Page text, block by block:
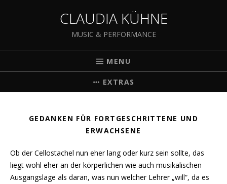
CLAUDIA KÜHNE
MUSIC & PERFORMANCE
MENU
EXTRAS
GEDANKEN FÜR FORTGESCHRITTENE UND
ERWACHSENE
Ob der Cellostachel nun eher lang oder kurz sein sollte, das
liegt wohl eher an der körperlichen wie auch musikalischen
Ausgangslage als daran, was nun welcher Lehrer „will“, da es